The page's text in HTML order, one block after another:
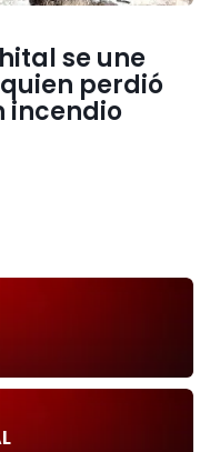
se une
perdió
incendio